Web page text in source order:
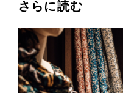
さらに読む